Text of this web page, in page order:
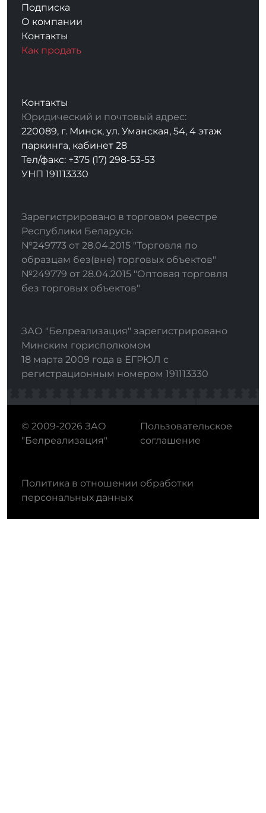
Подписка
О компании
Контакты
Как продать
Контакты
Юридический и почтовый адрес:
220089, г. Минск, ул. Уманская, 54, 4 этаж
паркинга, кабинет 28
Тел/факс: +375 (17) 298-53-53
УНП 191113330
Зарегистрировано в торговом реестре
Республики Беларусь:
№249773 от 28.04.2015 "Торговля по
образцам без(вне) торговых объектов"
№249779 от 28.04.2015 "Оптовая торговля
без торговых объектов"
ЗАО "Белреализация" зарегистрировано
Минским горисполкомом
18 марта 2009 года в ЕГРЮЛ с
регистрационным номером 191113330
© 2009-2026 ЗАО
"Белреализация"
Пользовательское
соглашение
Политика в отношении обработки
персональных данных